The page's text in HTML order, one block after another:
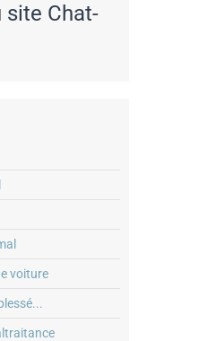
site Chat-
voiture